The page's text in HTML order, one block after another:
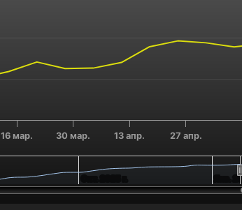
16 мар. 30 мар. 13 апр. 27 апр.
Янв.
Янв.